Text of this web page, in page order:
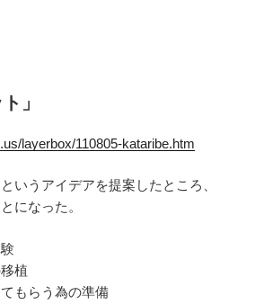
」
layerbox/110805-kataribe.htm
いうアイデアを提案したところ、
になった。
植
もらう為の準備